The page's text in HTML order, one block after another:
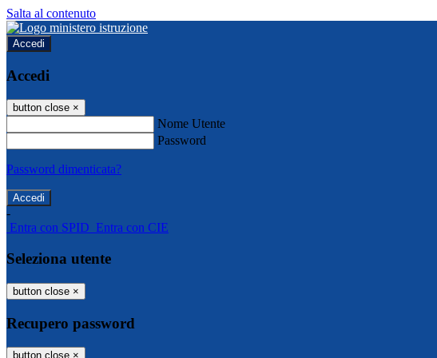
Salta al contenuto
Accedi
Accedi
button close ×
Nome Utente
Password
Password dimenticata?
-
Entra con SPID Entra con CIE
Seleziona utente
button close ×
Recupero password
button close ×